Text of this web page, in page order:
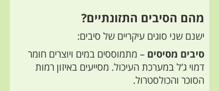
מהם הסיבים התזונתיים?
ישנם שני סוגים עיקריים של סיבים:
סיבים מסיסים – מתמוססים במים ויוצרים חומר
דמוי ג’ל במערכת העיכול. מסייעים באיזון רמות
הסוכר והכולסטרול.